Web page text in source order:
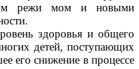
режи мом и новыми
здоровья и общего
детей, поступающих
его снижение в процессе